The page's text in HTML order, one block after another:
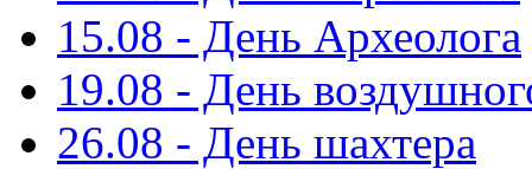
15.08 - День Археолога
19.08 - День
26.08 - День шахтера